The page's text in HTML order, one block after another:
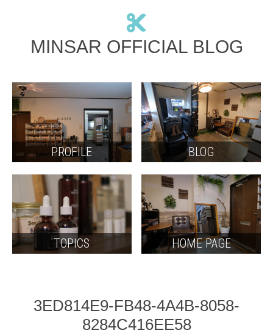
MINSAR OFFICIAL BLOG
PROFILE BLOG
TOPICS HOME PAGE
3ED814E9-FB48-4A4B-8058-
8284C416EE58